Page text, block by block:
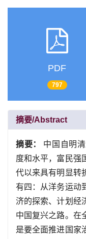
PDF
797
摘要/Abstract
摘要： 中国自明
度和水平，富民强
代以来具有明显转
有四：从洋务运动
济的探索、计划经
中国复兴之路。在
是要全面推进国家